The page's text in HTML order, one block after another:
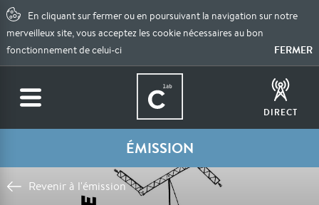
En cliquant sur fermer ou en poursuivant la navigation sur notre
merveilleux site, vous acceptez les cookie nécessaires au bon
fonctionnement de celui-ci
FERMER
DIRECT
ÉMISSION
Revenir à l'émission